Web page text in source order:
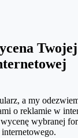
a my
o reklamie w
wybranej
internetowego.